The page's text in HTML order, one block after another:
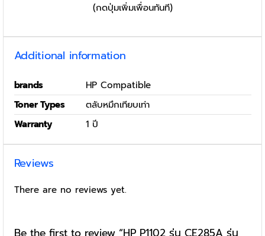
(กดปุ่มเพิ่มเพื่อนทันที)
Additional information
brands
HP Compatible
Toner Types
ตลับหมึกเทียบเท่า
Warranty
1 ปี
Reviews
There are no reviews yet.
Be the first to review “HP P1102 รุ่น CE285A รุ่น